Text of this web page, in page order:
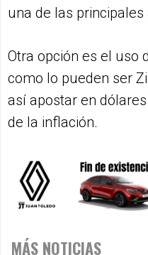
una de las
Otra opción es el uso
como lo pueden ser
así apostar en
de la inflación.
MÁS NOTICIAS